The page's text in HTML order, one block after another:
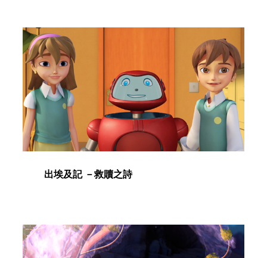
出埃及記 －救贖之詩